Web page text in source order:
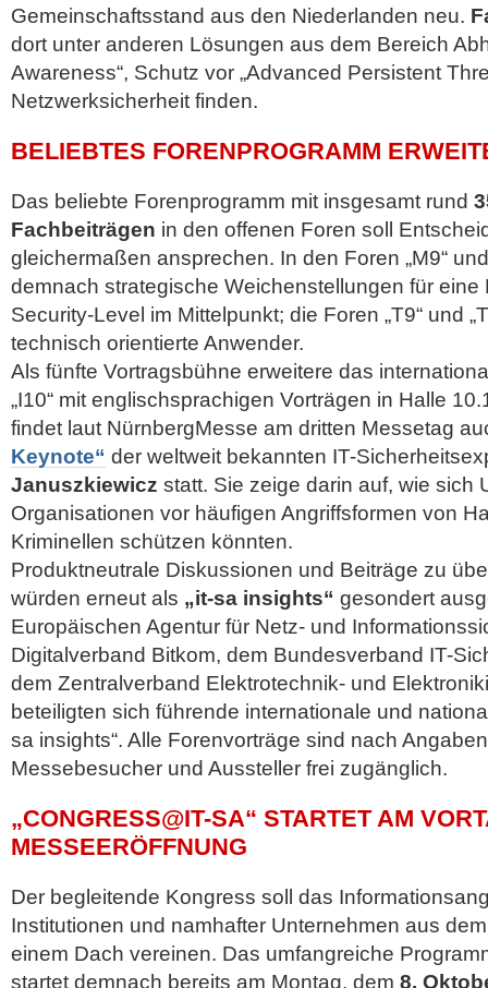
Gemeinschaftsstand aus den Niederlanden neu.
dort unter anderen Lösungen aus dem Bereich
Awareness“, Schutz vor „Advanced Persistent
Netzwerksicherheit finden.
BELIEBTES FORENPROGRAMM
Das beliebte Forenprogramm mit insgesamt rund
Fachbeiträgen in den offenen Foren soll
gleichermaßen ansprechen. In den Foren „M9“
demnach strategische Weichenstellungen für eine
Security-Level im Mittelpunkt; die Foren „T9“ und
technisch orientierte Anwender.
Als fünfte Vortragsbühne erweitere das
„I10“ mit englischsprachigen Vorträgen in Halle
findet laut NürnbergMesse am dritten Messetag
Keynote“ der weltweit bekannten IT-
Januszkiewicz statt. Sie zeige darin auf, wie sich
Organisationen vor häufigen Angriffsformen von
Kriminellen schützen könnten.
Produktneutrale Diskussionen und Beiträge zu
würden erneut als „it-sa insights“ gesondert
Europäischen Agentur für Netz- und
Digitalverband Bitkom, dem Bundesverband IT-
dem Zentralverband Elektrotechnik- und
beteiligten sich führende internationale und
sa insights“. Alle Forenvorträge sind nach
Messebesucher und Aussteller frei zugänglich.
„CONGRESS@IT-SA“ STARTET AM
MESSEERÖFFNUNG
Der begleitende Kongress soll das
Institutionen und namhafter Unternehmen aus
einem Dach vereinen. Das umfangreiche
startet demnach bereits am Montag, dem 8.